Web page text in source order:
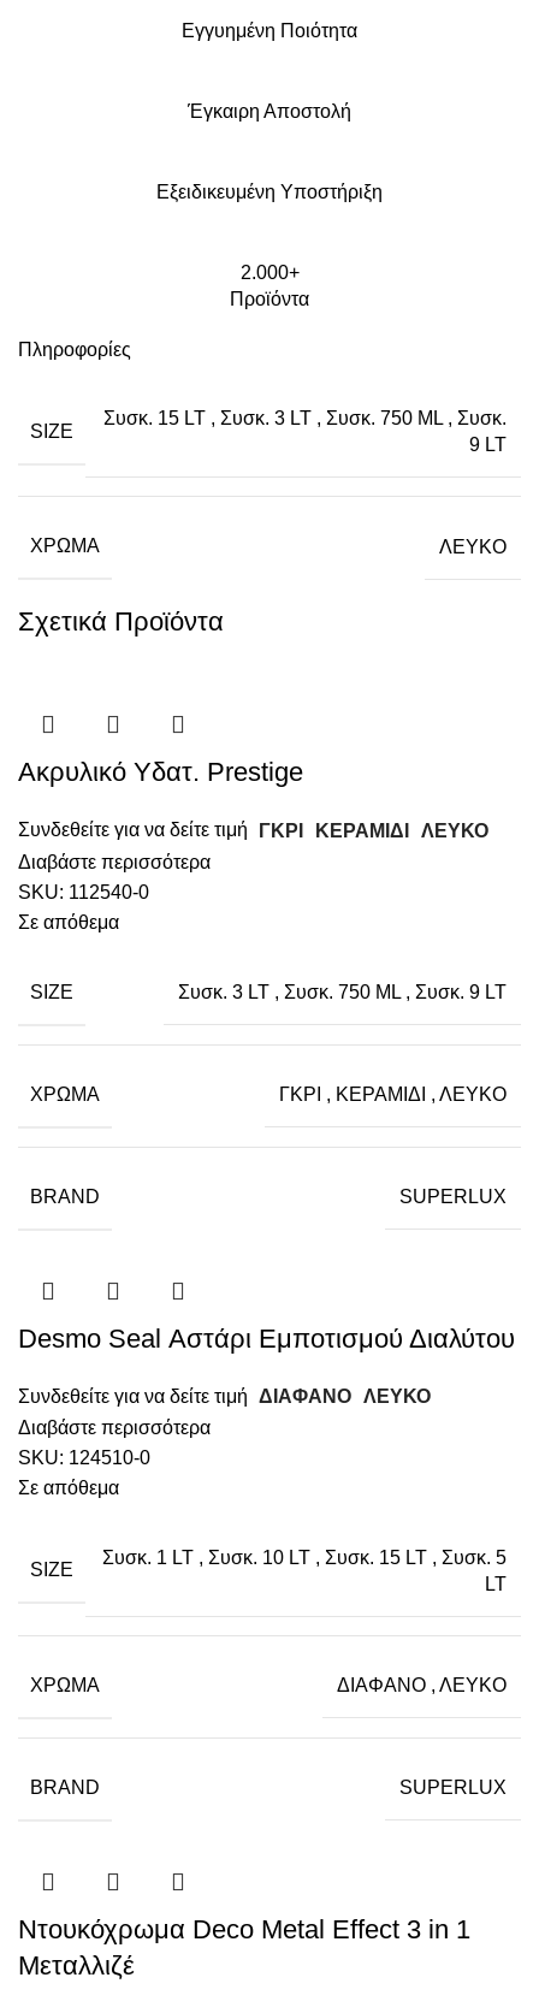
Εγγυημένη Ποιότητα
Έγκαιρη Αποστολή
Εξειδικευμένη Υποστήριξη
2.000+
Προϊόντα
Πληροφορίες
SIZE
Συσκ. 15 LT , Συσκ. 3 LT , Συσκ. 750 ML , Συσκ.
9 LT
ΧΡΏΜΑ ΛΕΥΚΟ
Σχετικά Προϊόντα
Ακρυλικό Υδατ. Prestige
Συνδεθείτε για να δείτε τιμή ΓΚΡΙ ΚΕΡΑΜΙΔΙ
ΛΕΥΚΟ
Διαβάστε περισσότερα
SKU: 112540-0
Σε απόθεμα
SIZE Συσκ. 3 LT , Συσκ. 750 ML , Συσκ. 9 LT
ΧΡΏΜΑ ΓΚΡΙ , ΚΕΡΑΜΙΔΙ , ΛΕΥΚΟ
BRAND SUPERLUX
Desmo Seal Αστάρι Εμποτισμού Διαλύτου
Συνδεθείτε για να δείτε τιμή ΔΙΑΦΑΝΟ ΛΕΥΚΟ
Διαβάστε περισσότερα
SKU: 124510-0
Σε απόθεμα
SIZE
Συσκ. 1 LT , Συσκ. 10 LT , Συσκ. 15 LT , Συσκ. 5
LT
ΧΡΏΜΑ ΔΙΑΦΑΝΟ , ΛΕΥΚΟ
BRAND SUPERLUX
Ντουκόχρωμα Deco Metal Effect 3 in 1
Μεταλλιζέ